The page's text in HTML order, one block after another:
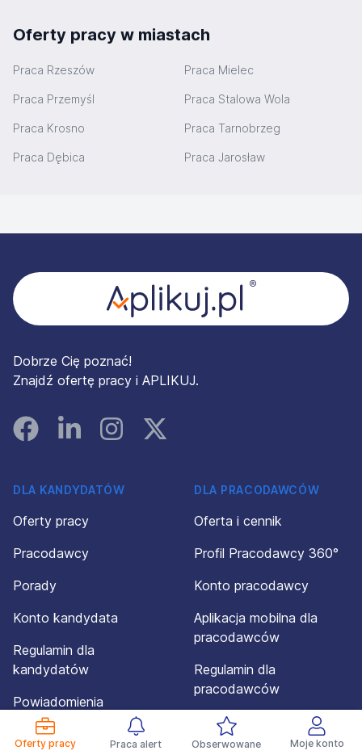
Oferty pracy Praca alert Obserwowane Moje konto
Oferty pracy w miastach
Praca Rzeszów Praca Mielec
Praca Przemyśl Praca Stalowa Wola
Praca Krosno Praca Tarnobrzeg
Praca Dębica Praca Jarosław
Dobrze Cię poznać!
Znajdź ofertę pracy i APLIKUJ.
FacebookLinked InInstagramInstagram
DLA KANDYDATÓW
Oferty pracy
Pracodawcy
Porady
Konto kandydata
Regulamin dla
kandydatów
Powiadomienia
DLA PRACODAWCÓW
Oferta i cennik
Profil Pracodawcy 360°
Konto pracodawcy
Aplikacja mobilna dla
pracodawców
Regulamin dla
pracodawców
NARZĘDZIA
POZNAJ APLIKUJ.PL